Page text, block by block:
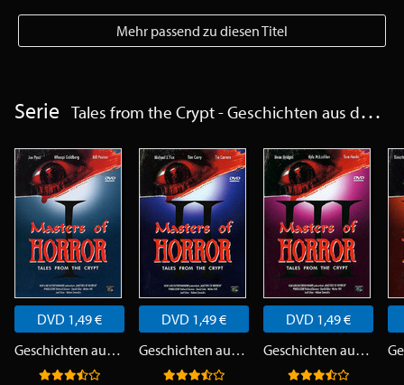
Mehr passend zu diesen Titel
Serie Tales from the Crypt - Geschichten aus der Gruft
DVD 1,49 €
Geschichten aus der Gruft - Masters of Horror 1
DVD 1,49 €
Geschichten aus der Gruft - Masters of Horror 2
DVD 1,49 €
Geschichten aus der Gruft - Masters of Horror 3